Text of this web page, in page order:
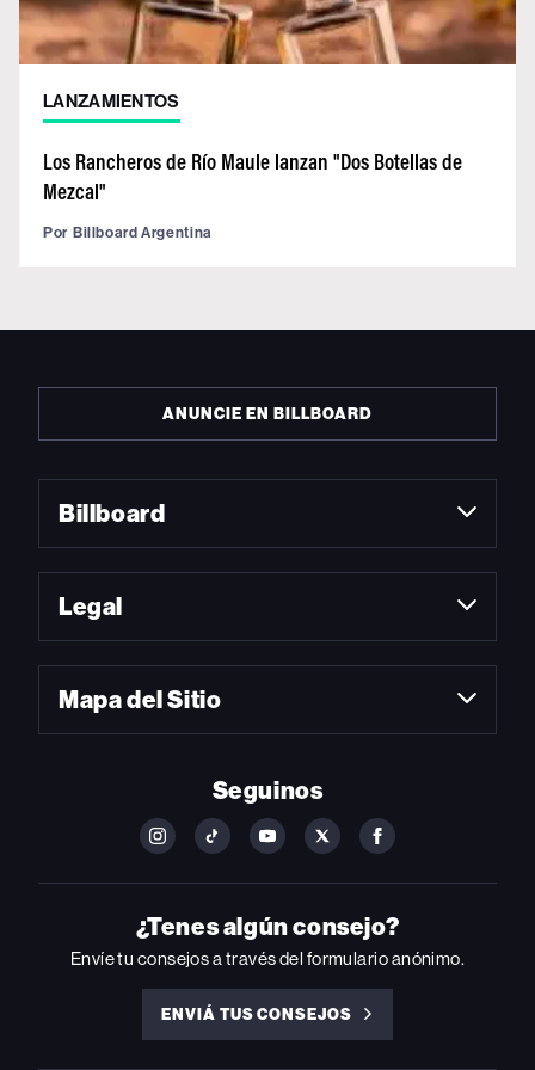
LANZAMIENTOS
Los Rancheros de Río Maule lanzan "Dos Botellas de
Mezcal"
Por Billboard Argentina
ANUNCIE EN BILLBOARD
Billboard
Legal
Mapa del Sitio
Seguinos
FOLLOW
ON
INSTAGRAM
FOLLOW
ON
YOUTUBE
FOLLOW
ON
YOUTUBE
FOLLOW
ON
FOLLOW
ON
FACEBOOK
¿Tenes algún consejo?
Envíe tu consejos a través del formulario anónimo.
ENVIÁ TUS CONSEJOS
ENVIÁ